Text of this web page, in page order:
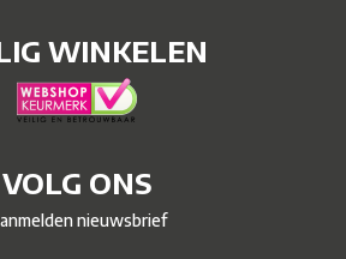
WINKELEN
VOLG ONS
nieuwsbrief